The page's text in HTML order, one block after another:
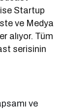
Startup
ve Medya
alıyor. Tüm
serisinin
ve